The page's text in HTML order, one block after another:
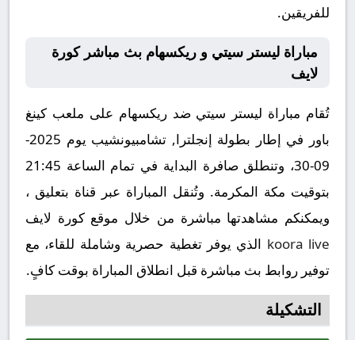
للفريقين.
مباراة ليستر سيتي و ريكسهام بث مباشر كورة
لايف
تُقام مباراة ليستر سيتي ضد ريكسهام على ملعب كينغ
باور في إطار بطولة إنجلترا, تشامبيونشيب يوم 2025-
09-30، وتنطلق صافرة البداية في تمام الساعة 21:45
بتوقيت مكة المكرمة. وتُنقل المباراة عبر قناة بتعليق ،
ويمكنكم مشاهدتها مباشرة من خلال موقع كورة لايف
koora live الذي يوفر تغطية حصرية وشاملة للقاء، مع
توفير روابط بث مباشرة قبل انطلاق المباراة بوقت كافٍ.
التشكيلة